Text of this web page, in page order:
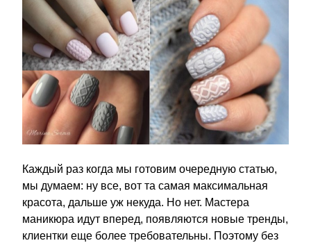
Каждый раз когда мы готовим очередную статью,
мы думаем: ну все, вот та самая максимальная
красота, дальше уж некуда. Но нет. Мастера
маникюра идут вперед, появляются новые тренды,
клиентки еще более требовательны. Поэтому без